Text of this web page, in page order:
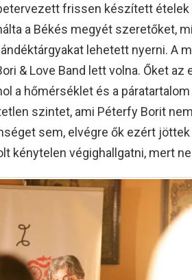
frissen készített ételek
a Békés megyét szeretőket,
lehetett nyerni. A
& Love Band lett volna. Őket az
a hőmérséklet és a
szintet, ami Péterfy Borit
sem, elvégre ők ezért jöttek
kénytelen végighallgatni, mert